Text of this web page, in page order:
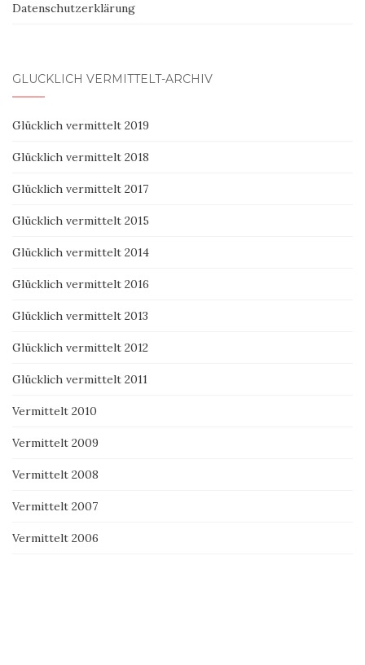
Datenschutzerklärung
GLÜCKLICH VERMITTELT-ARCHIV
Glücklich vermittelt 2019
Glücklich vermittelt 2018
Glücklich vermittelt 2017
Glücklich vermittelt 2015
Glücklich vermittelt 2014
Glücklich vermittelt 2016
Glücklich vermittelt 2013
Glücklich vermittelt 2012
Glücklich vermittelt 2011
Vermittelt 2010
Vermittelt 2009
Vermittelt 2008
Vermittelt 2007
Vermittelt 2006